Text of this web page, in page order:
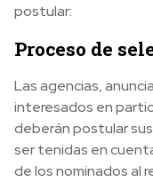
postular:
Proceso de
Las agencias,
interesados en
deberán postular
ser tenidas en
de los nominados al